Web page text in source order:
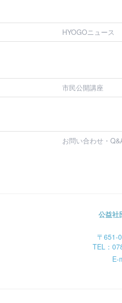
HYOGOニュース
市民公開講座
お問い合わせ・
公益社
〒651-
TEL：
E-